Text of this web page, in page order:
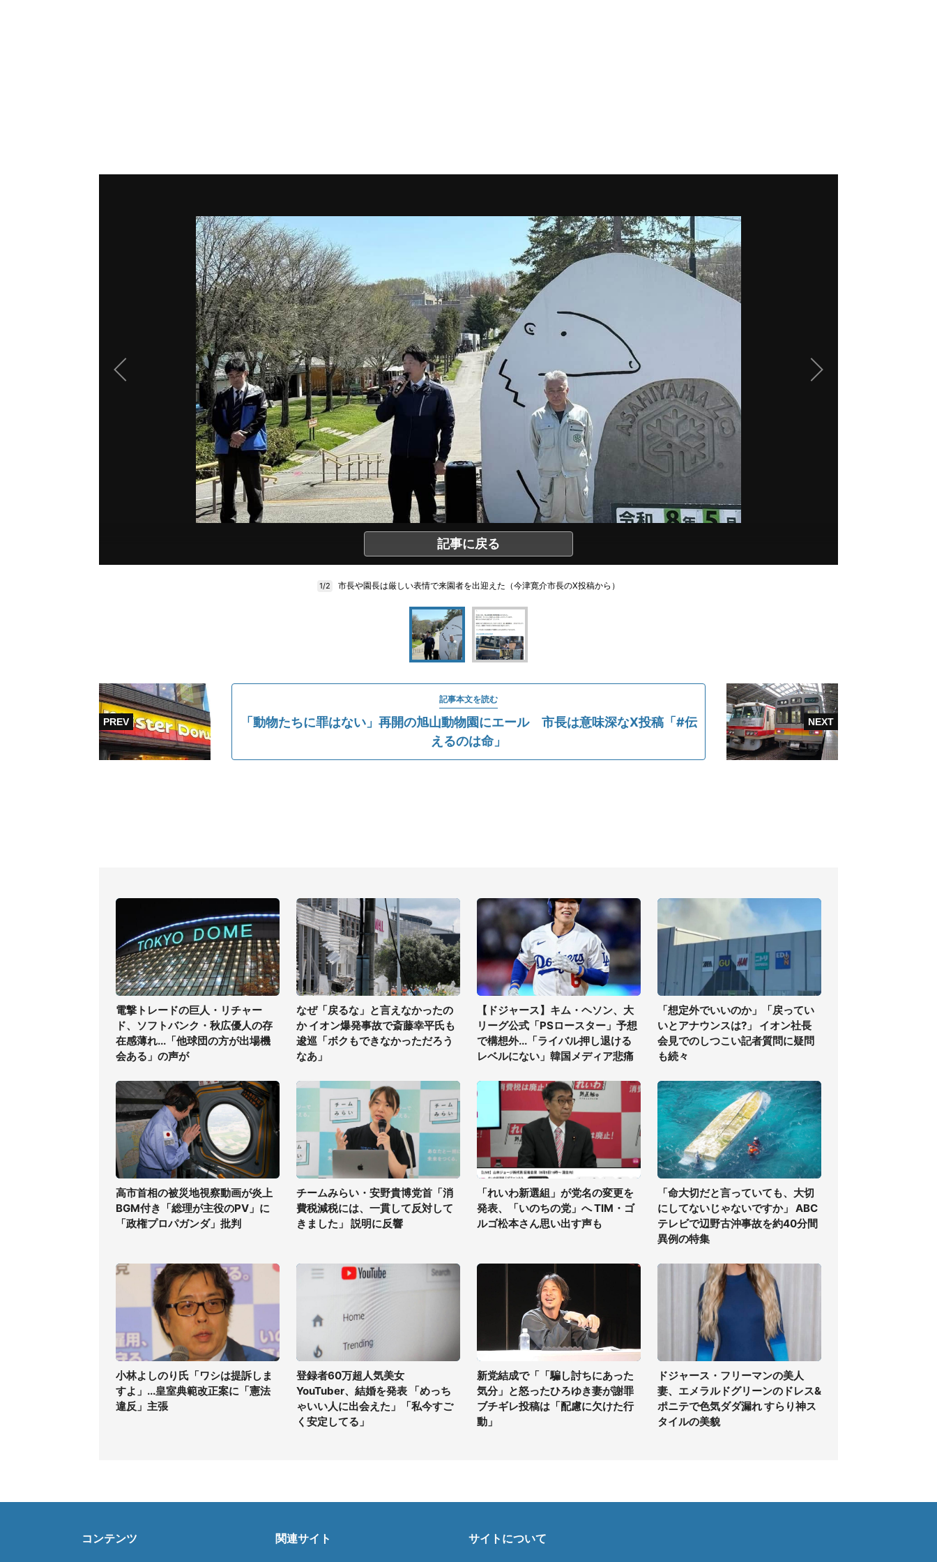
記事に戻る
1/2 市長や園長は厳しい表情で来園者を出迎えた（今津寛介市長のX投稿から）
記事本文を読む
「動物たちに罪はない」再開の旭山動物園にエール 市長は意味深なX投稿「#伝
えるのは命」
電撃トレードの巨人・リチャー
ド、ソフトバンク・秋広優人の存
在感薄れ...「他球団の方が出場機
会ある」の声が
なぜ「戻るな」と言えなかったの
か イオン爆発事故で斎藤幸平氏も
逡巡「ボクもできなかっただろう
なあ」
【ドジャース】キム・ヘソン、大
リーグ公式「PSロースター」予想
で構想外...「ライバル押し退ける
レベルにない」韓国メディア悲痛
「想定外でいいのか」「戻ってい
いとアナウンスは?」 イオン社長
会見でのしつこい記者質問に疑問
も続々
高市首相の被災地視察動画が炎上
BGM付き「総理が主役のPV」に
「政権プロパガンダ」批判
チームみらい・安野貴博党首「消
費税減税には、一貫して反対して
きました」 説明に反響
「れいわ新選組」が党名の変更を
発表、「いのちの党」へ TIM・ゴ
ルゴ松本さん思い出す声も
「命大切だと言っていても、大切
にしてないじゃないですか」 ABC
テレビで辺野古沖事故を約40分間
異例の特集
小林よしのり氏「ワシは提訴しま
すよ」...皇室典範改正案に「憲法
違反」主張
登録者60万超人気美女
YouTuber、結婚を発表 「めっち
ゃいい人に出会えた」「私今すご
く安定してる」
新党結成で「「騙し討ちにあった
気分」と怒ったひろゆき妻が謝罪
ブチギレ投稿は「配慮に欠けた行
動」
ドジャース・フリーマンの美人
妻、エメラルドグリーンのドレス&
ポニテで色気ダダ漏れ すらり神ス
タイルの美貌
コンテンツ 関連サイト サイトについて